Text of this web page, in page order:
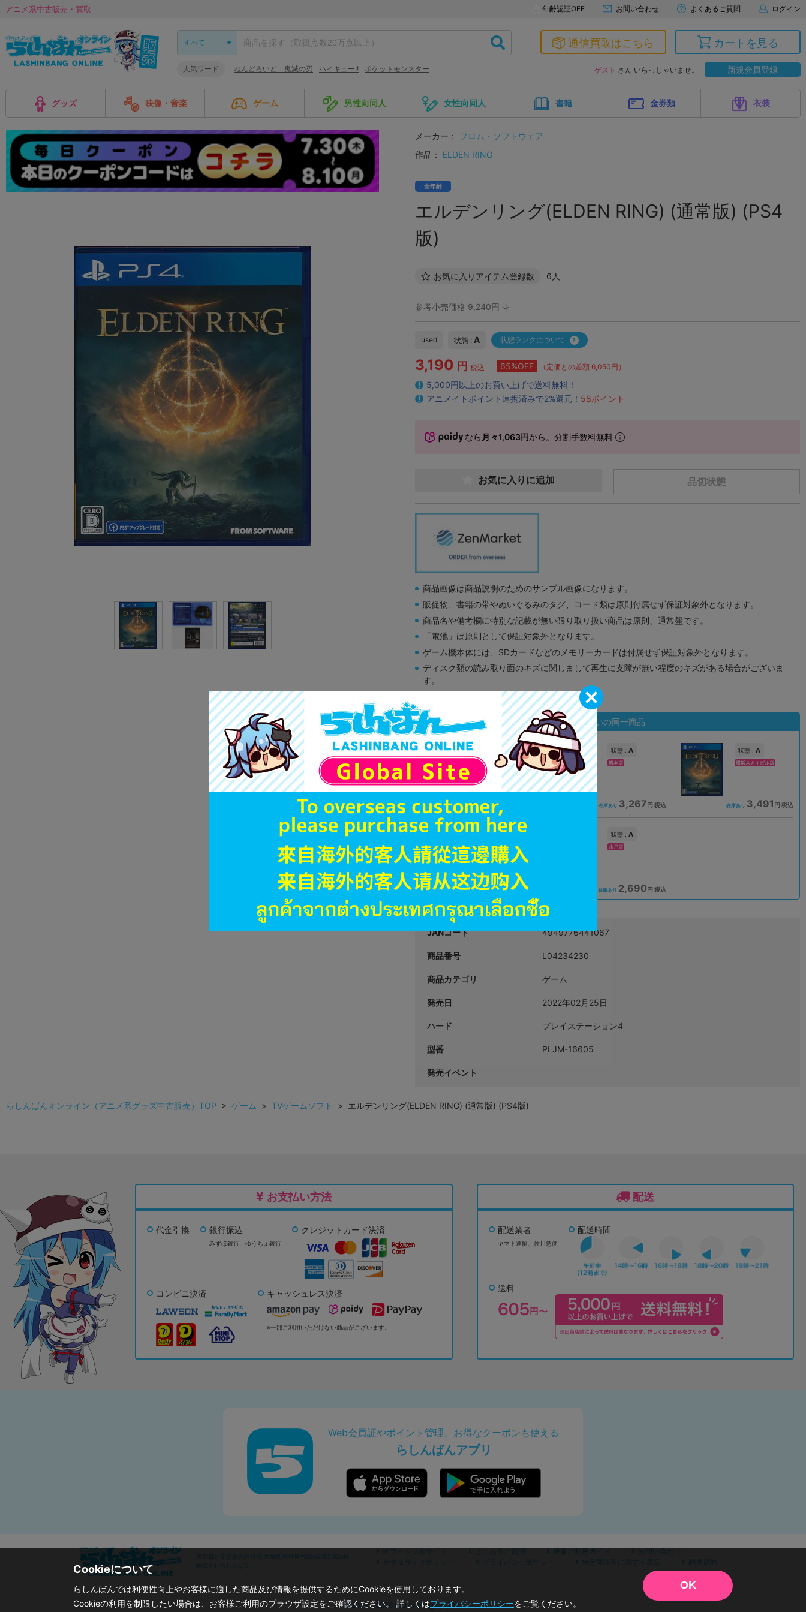
アニメ系中古販売・買取 年齢認証OFF お問い合わせ よくあるご質問 ログイン
人気ワード ねんどろいど 鬼滅の刃 ハイキュー!! ポケットモンスター
通信買取はこちら カートを見る
ゲスト さん いらっしゃいませ。 新規会員登録
グッズ 映像・音楽 ゲーム 男性向同人 女性向同人 書籍 金券類 衣装
メーカー：
フロム・ソフトウェア
作品：
ELDEN RING
全年齢
エルデンリング(ELDEN RING) (通常版) (PS4
版)
お気に入りアイテム登録数 6人
参考小売価格 9,240円 ↓
used 状態 : A 状態ランクについて
3,190 円 税込 65%OFF （定価との差額 6,050円）
5,000円以上のお買い上げで送料無料！
アニメイトポイント連携済みで2%還元！ 58ポイント
なら 月々1,063円から。分割手数料無料
品切状態
お気に入りに追加
商品画像は商品説明のためのサンプル画像になります。
販促物、書籍の帯やぬいぐるみのタグ、コード類は原則付属せず保証対象外となります。
商品名や備考欄に特別な記載が無い限り取り扱い商品は原則、通常盤です。
「電池」は原則として保証対象外となります。
ゲーム機本体には、SDカードなどのメモリーカードは付属せず保証対象外となります。
ディスク類の読み取り面のキズに関しまして再生に支障が無い程度のキズがある場合がございま
す。
※詳細につきましてはコチラ
状態違いの同一商品
A
横浜店
在庫あり 3,564
状態 : A
熊本店
在庫あり 3,267 円 税込
状態 : A
横浜スカイビル店
在庫あり 3,491 円 税込
状態 :A
秋葉原店新館
在庫あり 3,590 円 税込
状態 : A
水戸店
在庫あり 2,690円 税込
JANコード 4949776441067
商品番号 L04234230
商品カテゴリ ゲーム
発売日 2022年02月25日
ハード プレイステーション4
型番 PLJM-16605
発売イベント
らしんばんオンライン（アニメ系グッズ中古販売）TOP > ゲーム > TVゲームソフト > エルデンリング(ELDEN RING) (通常版) (PS4版)
お支払い方法
代金引換 銀行振込
みずほ銀行、 ゆうちょ銀行
クレジットカード決済
コンビニ決済 キャッシュレス決済
※一部ご利用いただけない商品がございます。
配送
配送業者
ヤマト運輸、佐川急便
配送時間
送料
Web会員証やポイント管理、お得なクーポンも使える
らしんばんアプリ
東京都公安委員会許可済 古物商許可番号305500206246
株式会社らしんばん
オフィシャルサイト よくあるご質問 通販ご利用ガイド
お問い合わせ
セキュリティポリシー
プライバシーポリシー 特定商取引に関する表記 利用規約
©2019 - 2026 Lashinbang Co.,Ltd.
Cookieについて
らしんばんでは利便性向上やお客様に適した商品及び情報を提供するためにCookieを使用しております。
Cookieの利用を制限したい場合は、お客様ご利用のブラウザ設定をご確認ください。 詳しくはプライバシーポリシーをご覧ください。
OK